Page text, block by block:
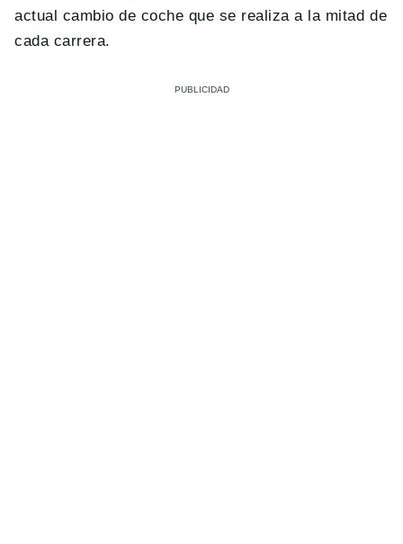
actual cambio de coche que se realiza a la mitad de
cada carrera.